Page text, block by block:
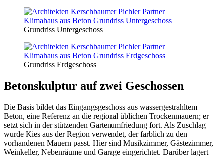
Grundriss Untergeschoss
Grundriss Erdgeschoss
Betonskulptur auf zwei Geschossen
Die Basis bildet das Eingangsgeschoss aus wassergestrahltem
Beton, eine Referenz an die regional üblichen Trockenmauern; er
setzt sich in der stützenden Gartenumfriedung fort. Als Zuschlag
wurde Kies aus der Region verwendet, der farblich zu den
vorhandenen Mauern passt. Hier sind Musikzimmer, Gästezimmer,
Weinkeller, Nebenräume und Garage eingerichtet. Darüber lagert